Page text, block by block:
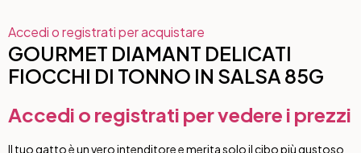
Accedi o registrati per acquistare
GOURMET DIAMANT DELICATI
FIOCCHI DI TONNO IN SALSA 85G
Accedi o registrati per vedere i prezzi
Il tuo gatto è un vero intenditore e merita solo il cibo più gustoso